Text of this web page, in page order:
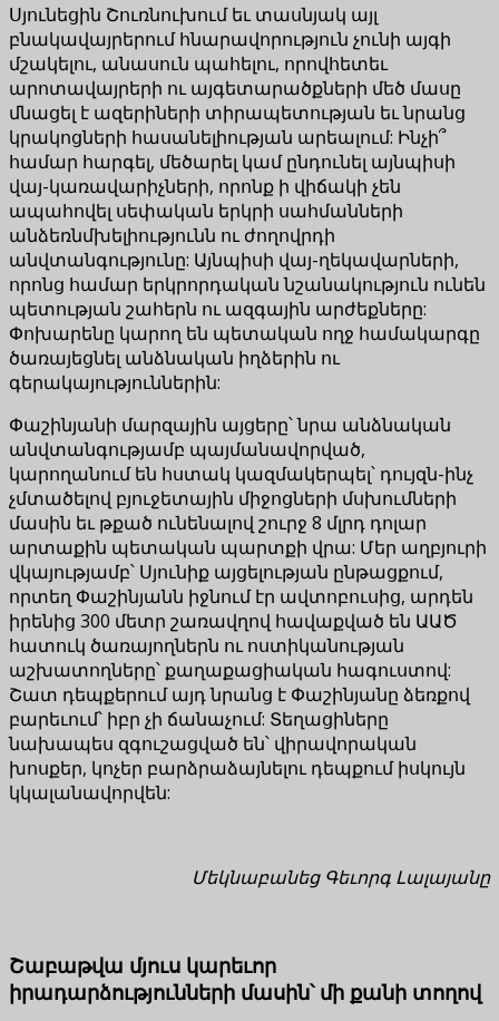
Սյունեցին Շուռնուխում եւ տասնյակ այլ
բնակավայրերում հնարավորություն չունի այգի
մշակելու, անասուն պահելու, որովհետեւ
արոտավայրերի ու այգետարածքների մեծ մասը
մնացել է ազերիների տիրապետության եւ նրանց
կրակոցների հասանելիության արեալում: Ինչի՞
համար հարգել, մեծարել կամ ընդունել այնպիսի
վայ-կառավարիչների, որոնք ի վիճակի չեն
ապահովել սեփական երկրի սահմանների
անձեռնմխելիությունն ու ժողովրդի
անվտանգությունը: Այնպիսի վայ-ղեկավարների,
որոնց համար երկրորդական նշանակություն ունեն
պետության շահերն ու ազգային արժեքները:
Փոխարենը կարող են պետական ողջ համակարգը
ծառայեցնել անձնական իղձերին ու
գերակայություններին:
Փաշինյանի մարզային այցերը՝ նրա անձնական
անվտանգությամբ պայմանավորված,
կարողանում են հստակ կազմակերպել՝ դույզն-ինչ
չմտածելով բյուջետային միջոցների մսխումների
մասին եւ թքած ունենալով շուրջ 8 մլրդ դոլար
արտաքին պետական պարտքի վրա: Մեր աղբյուրի
վկայությամբ՝ Սյունիք այցելության ընթացքում,
որտեղ Փաշինյանն իջնում էր ավտոբուսից, արդեն
իրենից 300 մետր շառավղով հավաքված են ԱԱԾ
հատուկ ծառայողներն ու ոստիկանության
աշխատողները՝ քաղաքացիական հագուստով:
Շատ դեպքերում այդ նրանց է Փաշինյանը ձեռքով
բարեւում՝ իբր չի ճանաչում: Տեղացիները
նախապես զգուշացված են՝ վիրավորական
խոսքեր, կոչեր բարձրաձայնելու դեպքում իսկույն
կկալանավորվեն:
Մեկնաբանեց Գեւորգ Լալայանը
Շաբաթվա մյուս կարեւոր
իրադարձությունների մասին՝ մի քանի տողով